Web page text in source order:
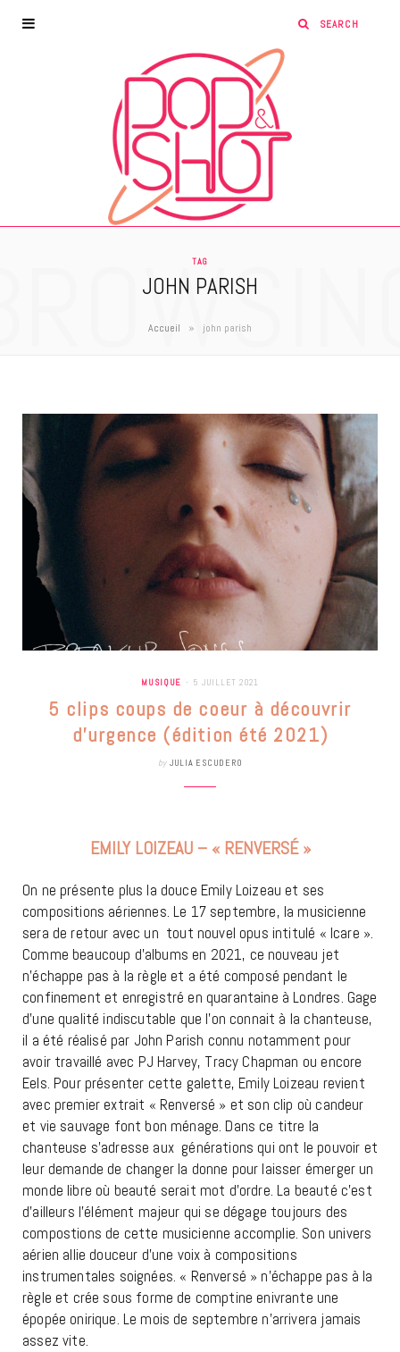
TAG
JOHN PARISH
Accueil » john parish
MUSIQUE 5 JUILLET 2021
5 clips coups de coeur à découvrir
d’urgence (édition été 2021)
by JULIA ESCUDERO
EMILY LOIZEAU – « RENVERSÉ »
On ne présente plus la douce Emily Loizeau et ses
compositions aériennes. Le 17 septembre, la musicienne
sera de retour avec un tout nouvel opus intitulé « Icare ».
Comme beaucoup d’albums en 2021, ce nouveau jet
n’échappe pas à la règle et a été composé pendant le
confinement et enregistré en quarantaine à Londres. Gage
d’une qualité indiscutable que l’on connait à la chanteuse,
il a été réalisé par John Parish connu notamment pour
avoir travaillé avec PJ Harvey, Tracy Chapman ou encore
Eels. Pour présenter cette galette, Emily Loizeau revient
avec premier extrait « Renversé » et son clip où candeur
et vie sauvage font bon ménage. Dans ce titre la
chanteuse s’adresse aux générations qui ont le pouvoir et
leur demande de changer la donne pour laisser émerger un
monde libre où beauté serait mot d’ordre. La beauté c’est
d’ailleurs l’élément majeur qui se dégage toujours des
compostions de cette musicienne accomplie. Son univers
aérien allie douceur d’une voix à compositions
instrumentales soignées. « Renversé » n’échappe pas à la
règle et crée sous forme de comptine enivrante une
épopée onirique. Le mois de septembre n’arrivera jamais
assez vite.